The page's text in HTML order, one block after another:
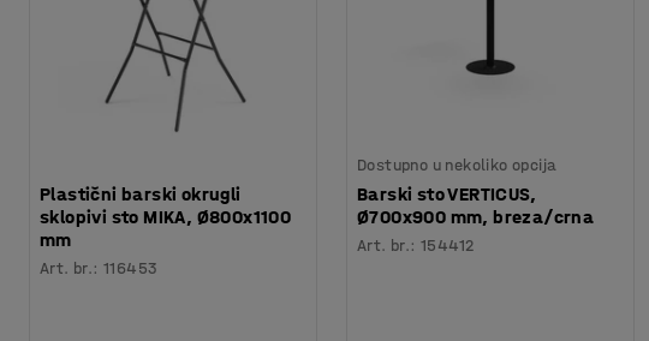
Plastični barski okrugli
sklopivi sto MIKA, Ø800x1100
mm
Art. br.:116453
Dostupno u nekoliko opcija
Barski sto VERTICUS,
Ø700x900 mm, breza/crna
Art. br.:154412